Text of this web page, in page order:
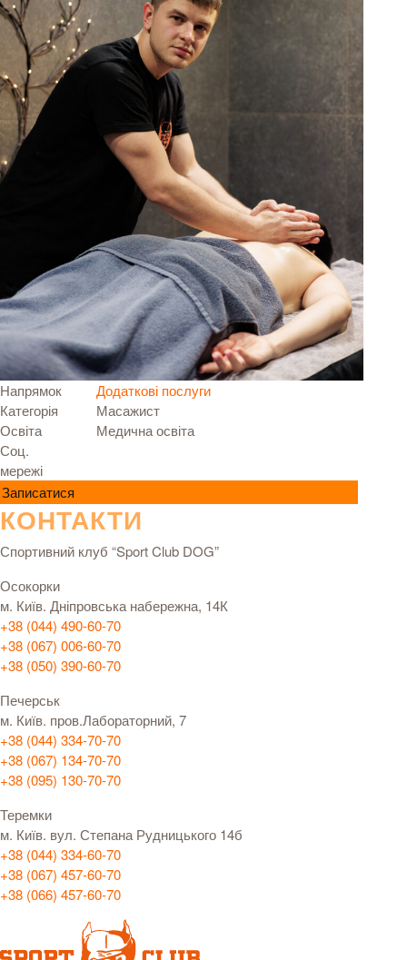
Напрямок
Додаткові послуги
Категорія
Масажист
Освіта
Медична освіта
Соц.
мережі
Записатися
КОНТАКТИ
Спортивний клуб “Sport Club DOG”
Осокорки
м. Київ. Дніпровська набережна, 14К
+38 (044) 490-60-70
+38 (067) 006-60-70
+38 (050) 390-60-70
Печерськ
м. Київ. пров.Лабораторний, 7
+38 (044) 334-70-70
+38 (067) 134-70-70
+38 (095) 130-70-70
Теремки
м. Київ. вул. Степана Рудницького 14б
+38 (044) 334-60-70
+38 (067) 457-60-70
+38 (066) 457-60-70